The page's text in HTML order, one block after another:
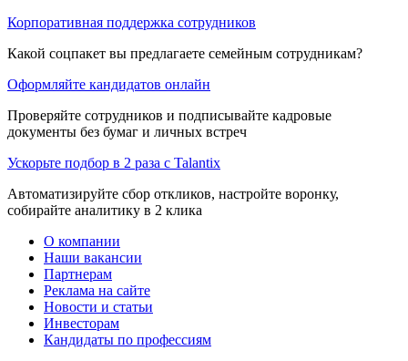
Корпоративная поддержка сотрудников
Какой соцпакет вы предлагаете семейным сотрудникам?
Оформляйте кандидатов онлайн
Проверяйте сотрудников и подписывайте кадровые
документы без бумаг и личных встреч
Ускорьте подбор в 2 раза с Talantix
Автоматизируйте сбор откликов, настройте воронку,
собирайте аналитику в 2 клика
О компании
Наши вакансии
Партнерам
Реклама на сайте
Новости и статьи
Инвесторам
Кандидаты по профессиям